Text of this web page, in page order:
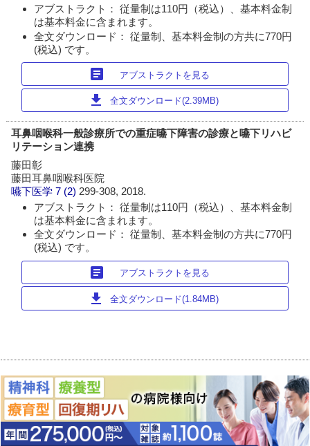
アブストラクト： 従量制は110円（税込）、基本料金制
は基本料金に含まれます。
全文ダウンロード： 従量制、基本料金制の方共に770円
(税込) です。
article アブストラクトを見る
download 全文ダウンロード(2.39MB)
耳鼻咽喉科一般診療所での重症嚥下障害の診療と嚥下リハビ
リテーション連携
藤田彰
藤田耳鼻咽喉科医院
嚥下医学 7 (2) 299-308, 2018.
アブストラクト： 従量制は110円（税込）、基本料金制
は基本料金に含まれます。
全文ダウンロード： 従量制、基本料金制の方共に770円
(税込) です。
article アブストラクトを見る
download 全文ダウンロード(1.84MB)